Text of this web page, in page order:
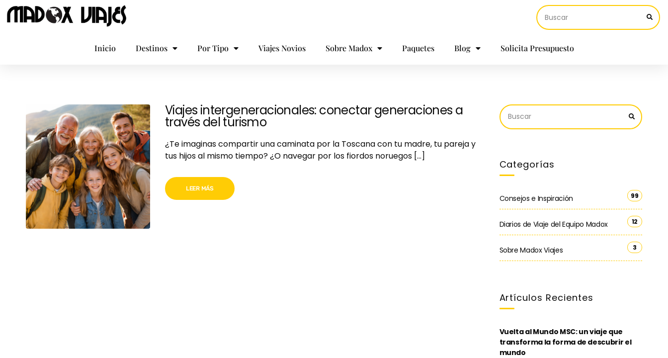
Inicio Destinos Por Tipo Viajes Novios Sobre Madox Paquetes Blog Solicita Presupuesto
Viajes intergeneracionales: conectar generaciones a
través del turismo
¿Te imaginas compartir una caminata por la Toscana con tu madre, tu pareja y
tus hijos al mismo tiempo? ¿O navegar por los fiordos noruegos […]
LEER MÁS
Categorías
Consejos e Inspiración 99
Diarios de Viaje del Equipo Madox 12
Sobre Madox Viajes 3
Artículos Recientes
Vuelta al Mundo MSC: un viaje que
transforma la forma de descubrir el
mundo